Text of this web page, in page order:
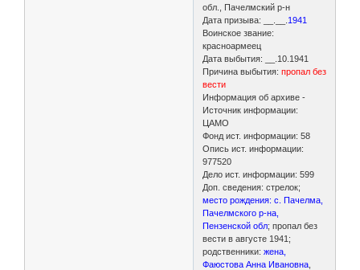
обл., Пачелмский р-н
Дата призыва: __.__. 1941
Воинское звание:
красноармеец
Дата выбытия: __.10.1941
Причина выбытия: пропал без
вести
Информация об архиве -
Источник информации:
ЦАМО
Фонд ист. информации: 58
Опись ист. информации:
977520
Дело ист. информации: 599
Доп. сведения: стрелок;
место рождения: с. Пачелма,
Пачелмского р-на,
Пензенской обл; пропал без
вести в августе 1941;
родственники:жена,
Фаюстова Анна Ивановна